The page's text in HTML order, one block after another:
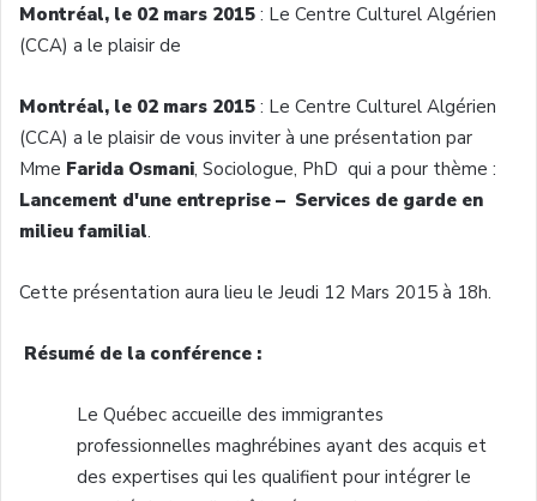
Montréal, le 02 mars 2015 : Le Centre Culturel Algérien
(CCA) a le plaisir de
Montréal, le 02 mars 2015 : Le Centre Culturel Algérien
(CCA) a le plaisir de vous inviter à une présentation par
Mme Farida Osmani, Sociologue, PhD qui a pour thème :
Lancement d'une entreprise – Services de garde en
milieu familial.
Cette présentation aura lieu le Jeudi 12 Mars 2015 à 18h.
Résumé de la conférence :
Le Québec accueille des immigrantes
professionnelles maghrébines ayant des acquis et
des expertises qui les qualifient pour intégrer le